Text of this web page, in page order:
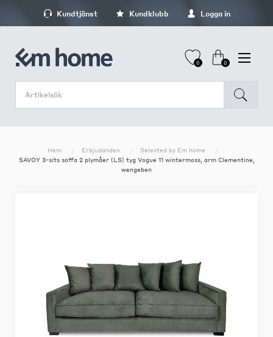
Kundtjänst Kundklubb Logga in
0 0
Hem Erbjudanden
Selected by Em home
SAVOY 3-sits soffa 2 plymåer (LS) tyg Vogue 11 wintermoss, arm Clementine,
wengeben